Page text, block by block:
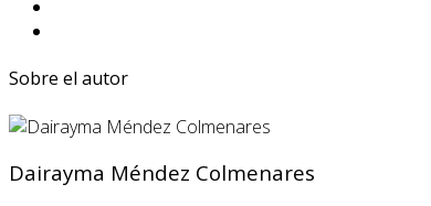
Sobre el autor
Dairayma Méndez Colmenares